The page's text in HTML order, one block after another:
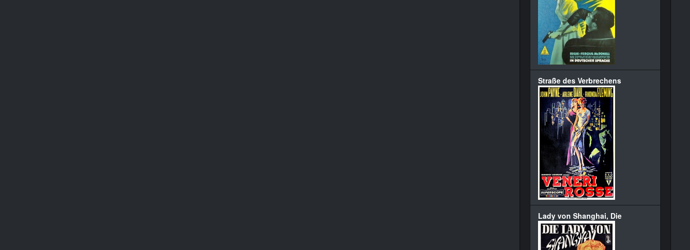
Straße des Verbrechens
Lady von Shanghai, Die